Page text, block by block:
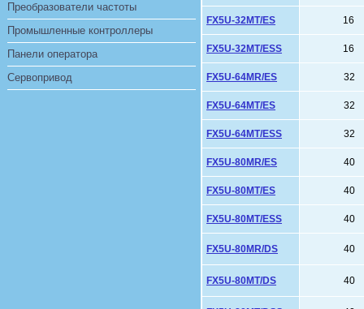
Преобразователи частоты
Промышленные контроллеры
Панели оператора
Сервопривод
FX5U-32MT/ES 16
FX5U-32MT/ESS 16
FX5U-64MR/ES 32
FX5U-64MT/ES 32
FX5U-64MT/ESS 32
FX5U-80MR/ES 40
FX5U-80MT/ES 40
FX5U-80MT/ESS 40
FX5U-80MR/DS 40
FX5U-80MT/DS 40